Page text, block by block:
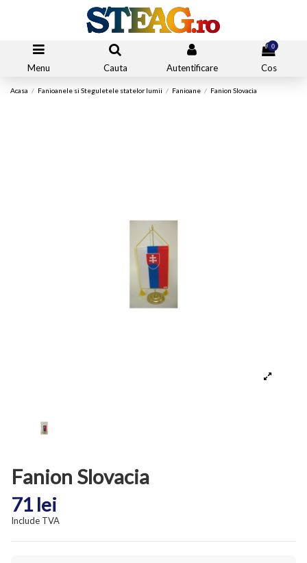
Menu Cauta Autentificare
0
Cos
Acasa Fanioanele si Steguletele statelor lumii Fanioane Fanion Slovacia
Fanion Slovacia
71 lei
Include TVA